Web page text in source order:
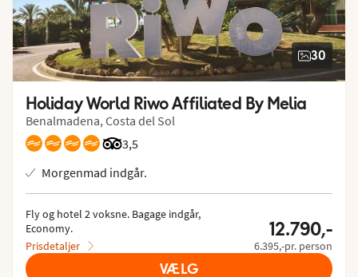
30
Holiday World Riwo Affiliated By Melia
Benalmadena, Costa del Sol
3,5
Bedømmelse fra Tripadvisor: 3.5 of 5
Morgenmad indgår.
Fly og hotel 2 voksne. Bagage indgår,
Economy.
Prisdetaljer
12.790,-
6.395,-pr. person
VÆLG